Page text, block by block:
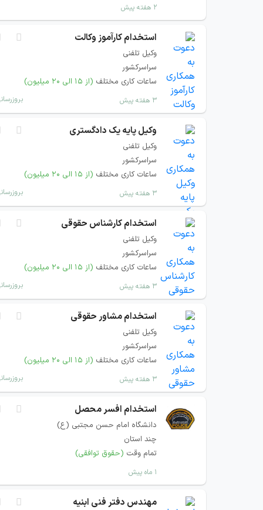
۲ هفته پیش
استخدام کارآموز وکالت
وکیل تلفنی
سراسرکشور
ساعات کاری مختلف (از ۱۵ الی ۲۰ میلیون)
۳ هفته پیش
وکیل پایه یک دادگستری
وکیل تلفنی
سراسرکشور
ساعات کاری مختلف (از ۱۵ الی ۲۰ میلیون)
۳ هفته پیش
استخدام کارشناس حقوقی
وکیل تلفنی
سراسرکشور
ساعات کاری مختلف (از ۱۵ الی ۲۰ میلیون)
۳ هفته پیش
استخدام مشاور حقوقی
وکیل تلفنی
سراسرکشور
ساعات کاری مختلف (از ۱۵ الی ۲۰ میلیون)
۳ هفته پیش
استخدام افسر محصل
دانشگاه امام حسن مجتبی (ع)
چند استان
تمام وقت (حقوق توافقی)
۱ ماه پیش
مهندس دفتر فنی ابنیه